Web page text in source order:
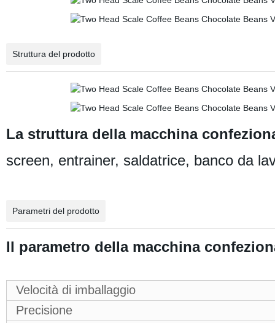
Struttura del prodotto
La struttura della macchina
screen, entrainer, saldatrice, banco da
Parametri del prodotto
Il parametro della macchina
Velocità di imballaggio
Precisione